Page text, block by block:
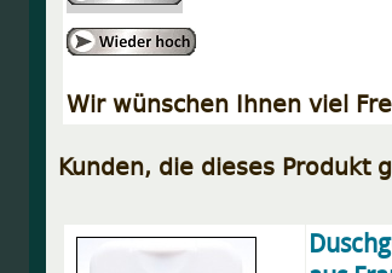
Wir wünschen Ihnen viel
Kunden, die dieses Produkt